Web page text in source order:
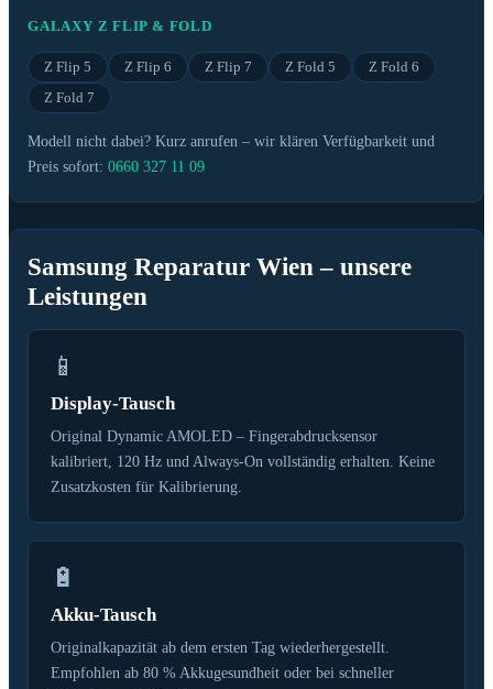
GALAXY Z FLIP & FOLD
Z Flip 5 Z Flip 6 Z Flip 7 Z Fold 5
Z Fold 6
Z Fold 7
Modell nicht dabei? Kurz anrufen – wir klären Verfügbarkeit und
Preis sofort: 0660 327 11 09
Samsung Reparatur Wien – unsere
Leistungen
📱
Display-Tausch
Original Dynamic AMOLED – Fingerabdrucksensor
kalibriert, 120 Hz und Always-On vollständig erhalten. Keine
Zusatzkosten für Kalibrierung.
🔋
Akku-Tausch
Originalkapazität ab dem ersten Tag wiederhergestellt.
Empfohlen ab 80 % Akkugesundheit oder bei schneller